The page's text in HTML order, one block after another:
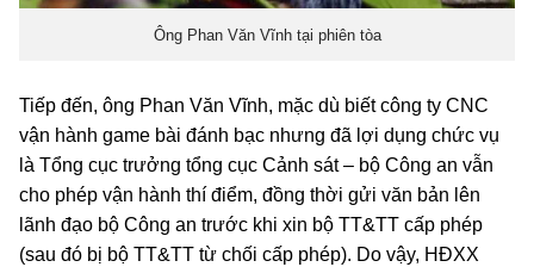
Ông Phan Văn Vĩnh tại phiên tòa
Tiếp đến, ông Phan Văn Vĩnh, mặc dù biết công ty CNC
vận hành game bài đánh bạc nhưng đã lợi dụng chức vụ
là Tổng cục trưởng tổng cục Cảnh sát – bộ Công an vẫn
cho phép vận hành thí điểm, đồng thời gửi văn bản lên
lãnh đạo bộ Công an trước khi xin bộ TT&TT cấp phép
(sau đó bị bộ TT&TT từ chối cấp phép). Do vậy, HĐXX